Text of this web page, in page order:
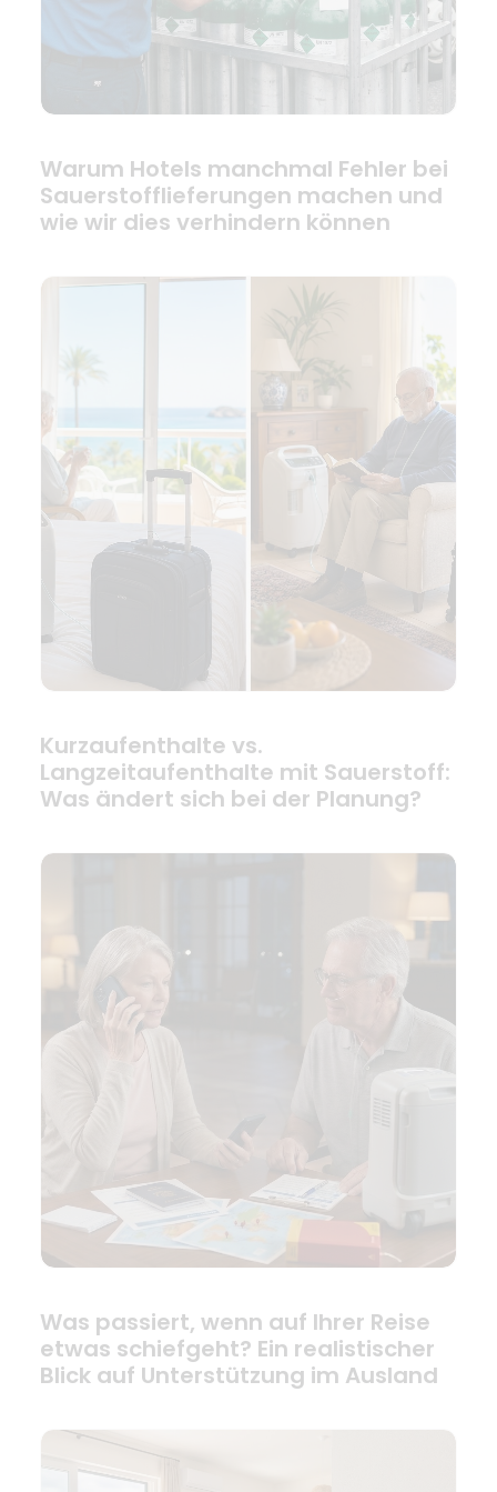
Warum Hotels manchmal Fehler bei
Sauerstofflieferungen machen und
wie wir dies verhindern können
Kurzaufenthalte vs.
Langzeitaufenthalte mit Sauerstoff:
Was ändert sich bei der Planung?
Was passiert, wenn auf Ihrer Reise
etwas schiefgeht? Ein realistischer
Blick auf Unterstützung im Ausland